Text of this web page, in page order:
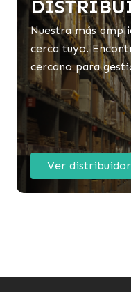
Nuestra más
cerca tuyo.
cercano para
Ver